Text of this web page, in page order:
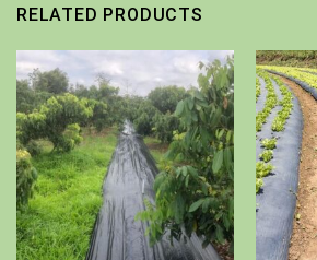
RELATED PRODUCTS